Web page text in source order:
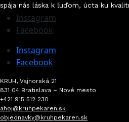
spája nás láska k ľuďom, úcta ku
Instagram
Facebook
Instagram
Facebook
KRUH, Vajnorská 21
831 04 Bratislava – Nové mesto
+421 915 512 230
ahoj@kruhpekaren.sk
objednavky@kruhpekaren.sk